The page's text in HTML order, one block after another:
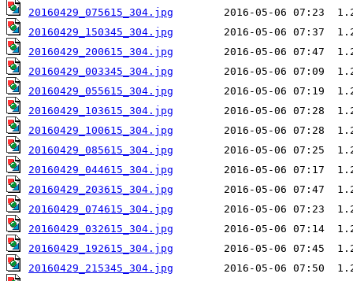
20160429_075615_304.jpg
20160429_150345_304.jpg
20160429_200615_304.jpg
20160429_003345_304.jpg
20160429_055615_304.jpg
20160429_103615_304.jpg
20160429_100615_304.jpg
20160429_085615_304.jpg
20160429_044615_304.jpg
20160429_203615_304.jpg
20160429_074615_304.jpg
20160429_032615_304.jpg
20160429_192615_304.jpg
20160429_215345_304.jpg